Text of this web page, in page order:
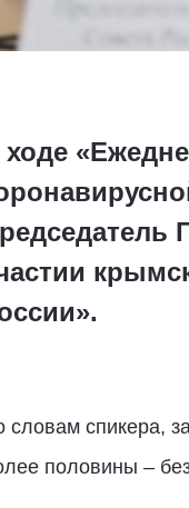
словам спикера,
половины –